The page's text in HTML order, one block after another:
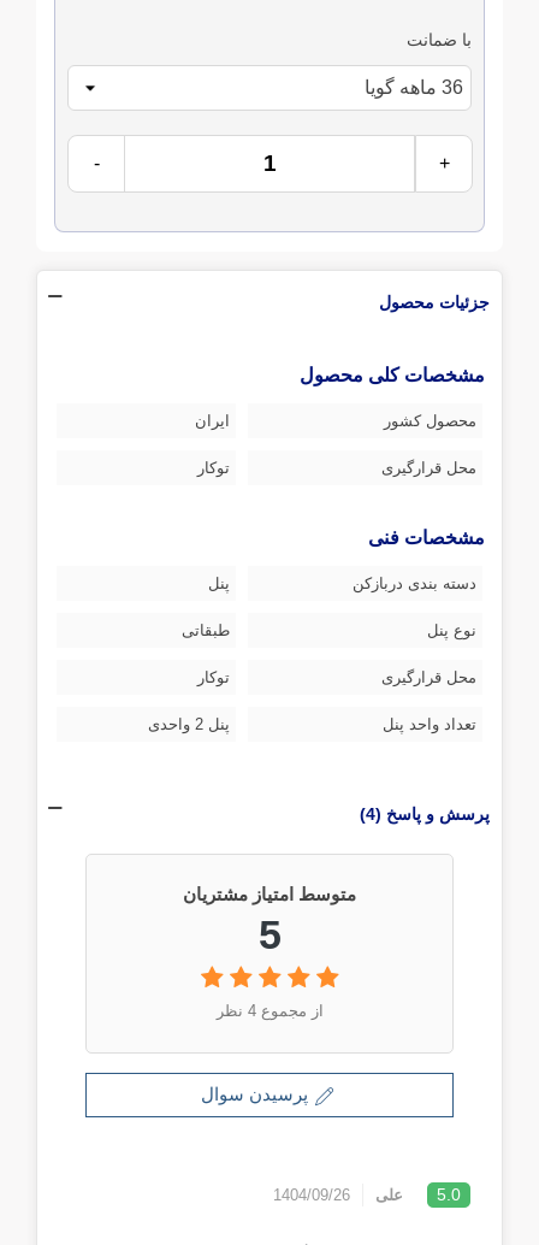
با ضمانت
- +
جزئیات محصول
مشخصات کلی محصول
محصول کشور ایران
محل قرارگیری توکار
مشخصات فنی
دسته بندی دربازکن پنل
نوع پنل طبقاتی
محل قرارگیری توکار
تعداد واحد پنل پنل 2 واحدی
پرسش و پاسخ (4)
متوسط امتیاز مشتریان
5
از مجموع 4 نظر
پرسیدن سوال
5.0 علی 1404/09/26